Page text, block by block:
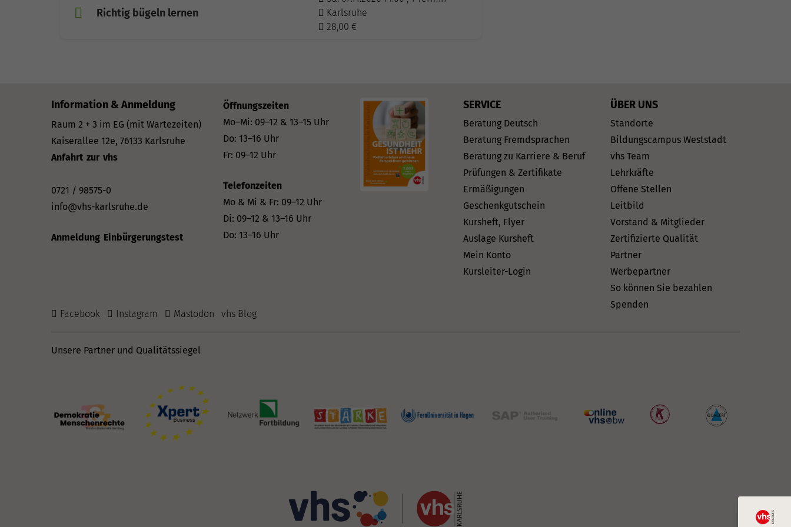
Richtig bügeln lernen
Karlsruhe
28,00 €
Information & Anmeldung
Raum 2 + 3 im EG (mit Wartezeiten)
Kaiserallee 12e, 76133 Karlsruhe
Anfahrt zur vhs
0721 / 98575-0
info@vhs-karlsruhe.de
Anmeldung Einbürgerungstest
Öffnungszeiten
Mo–Mi: 09–12 & 13–15 Uhr
Do: 13–16 Uhr
Fr: 09–12 Uhr
Telefonzeiten
Mo & Mi & Fr: 09–12 Uhr
Di: 09–12 & 13–16 Uhr
Do: 13–16 Uhr
Facebook Instagram Mastodon vhs Blog
SERVICE
Beratung Deutsch
Beratung Fremdsprachen
Beratung zu Karriere & Beruf
Prüfungen & Zertifikate
Ermäßigungen
Geschenkgutschein
Kursheft, Flyer
Auslage Kursheft
Mein Konto
Kursleiter-Login
ÜBER UNS
Standorte
Bildungscampus Weststadt
vhs Team
Lehrkräfte
Offene Stellen
Leitbild
Vorstand & Mitglieder
Zertifizierte Qualität
Partner
Werbepartner
So können Sie bezahlen
Spenden
Unsere Partner und Qualitätssiegel